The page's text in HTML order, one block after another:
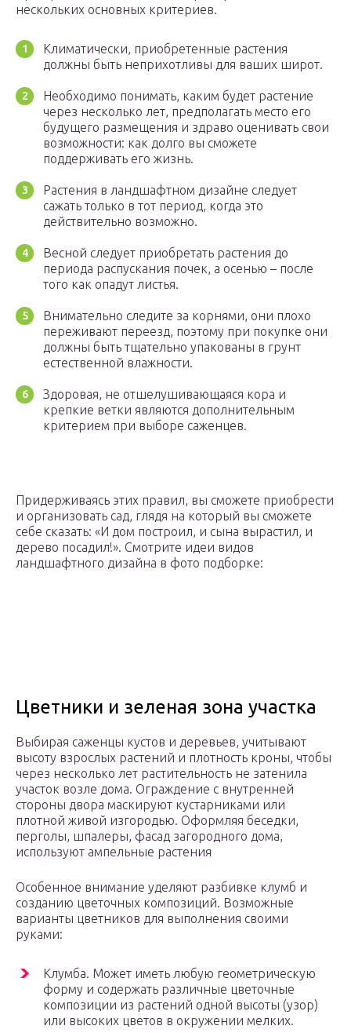
нескольких основных критериев.
Климатически, приобретенные растения
должны быть неприхотливы для ваших широт.
Необходимо понимать, каким будет растение
через несколько лет, предполагать место его
будущего размещения и здраво оценивать свои
возможности: как долго вы сможете
поддерживать его жизнь.
Растения в ландшафтном дизайне следует
сажать только в тот период, когда это
действительно возможно.
Весной следует приобретать растения до
периода распускания почек, а осенью – после
того как опадут листья.
Внимательно следите за корнями, они плохо
переживают переезд, поэтому при покупке они
должны быть тщательно упакованы в грунт
естественной влажности.
Здоровая, не отшелушивающаяся кора и
крепкие ветки являются дополнительным
критерием при выборе саженцев.
Придерживаясь этих правил, вы сможете приобрести
и организовать сад, глядя на который вы сможете
себе сказать: «И дом построил, и сына вырастил, и
дерево посадил!». Смотрите идеи видов
ландшафтного дизайна в фото подборке:
Цветники и зеленая зона участка
Выбирая саженцы кустов и деревьев, учитывают
высоту взрослых растений и плотность кроны, чтобы
через несколько лет растительность не затенила
участок возле дома. Ограждение с внутренней
стороны двора маскируют кустарниками или
плотной живой изгородью. Оформляя беседки,
перголы, шпалеры, фасад загородного дома,
используют ампельные растения
Особенное внимание уделяют разбивке клумб и
созданию цветочных композиций. Возможные
варианты цветников для выполнения своими
руками:
Клумба. Может иметь любую геометрическую
форму и содержать различные цветочные
композиции из растений одной высоты (узор)
или высоких цветов в окружении мелких.